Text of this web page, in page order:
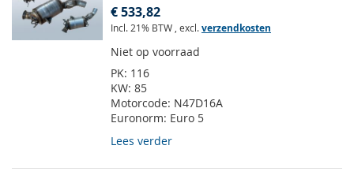
€ 533,82
Incl. 21% BTW , excl.verzendkosten
Niet op voorraad
PK: 116
KW: 85
Motorcode: N47D16A
Euronorm: Euro 5
Lees verder